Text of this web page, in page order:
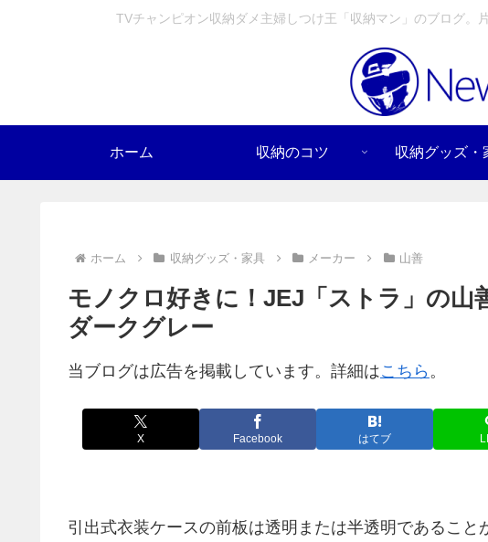
TVチャンピオン収納ダメ主婦しつけ王「収納マン」のブログ。
ホーム 収納のコツ 収納グッズ・
ホーム 収納グッズ・家具 メーカー 山善
モノクロ好きに！JEJ「ストラ」の山
ダークグレー
当ブログは広告を掲載しています。詳細はこちら 。
X Facebook はてブ
引出式衣装ケースの前板は透明または半透明であるこ